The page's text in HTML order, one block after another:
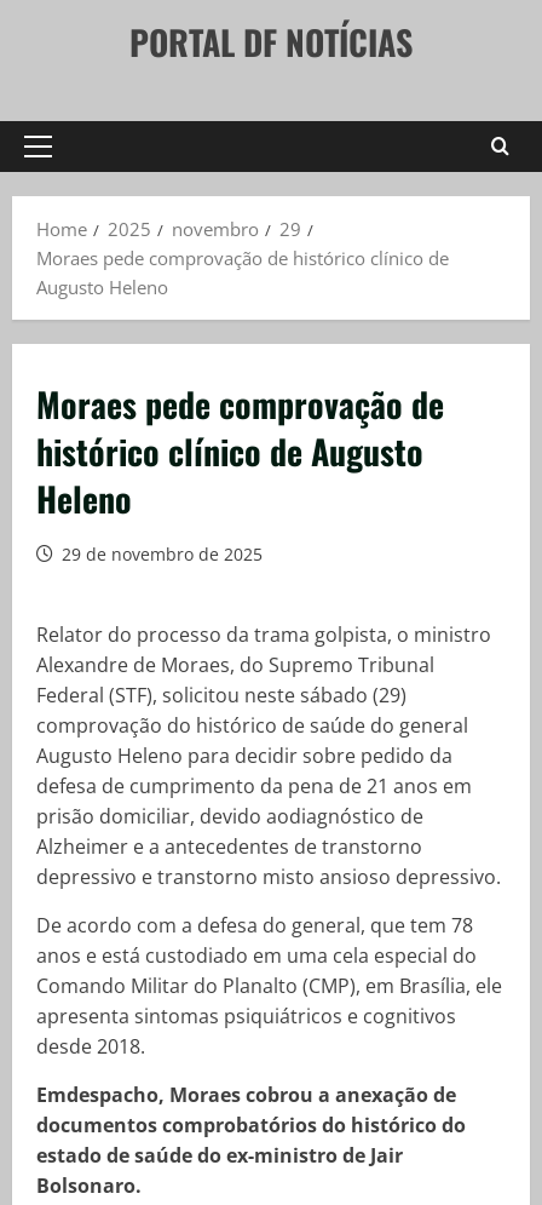
PORTAL DF NOTÍCIAS
Primary
Home
2025 novembro
29
Moraes pede comprovação de histórico clínico de
Augusto Heleno
Moraes pede comprovação de
histórico clínico de Augusto
Heleno
29 de novembro de 2025
Relator do processo da trama golpista, o ministro
Alexandre de Moraes, do Supremo Tribunal
Federal (STF), solicitou neste sábado (29)
comprovação do histórico de saúde do general
Augusto Heleno para decidir sobre pedido da
defesa de cumprimento da pena de 21 anos em
prisão domiciliar, devido aodiagnóstico de
Alzheimer e a antecedentes de transtorno
depressivo e transtorno misto ansioso depressivo.
De acordo com a defesa do general, que tem 78
anos e está custodiado em uma cela especial do
Comando Militar do Planalto (CMP), em Brasília, ele
apresenta sintomas psiquiátricos e cognitivos
desde 2018.
Emdespacho, Moraes cobrou a anexação de
documentos comprobatórios do histórico do
estado de saúde do ex-ministro de Jair
Bolsonaro.